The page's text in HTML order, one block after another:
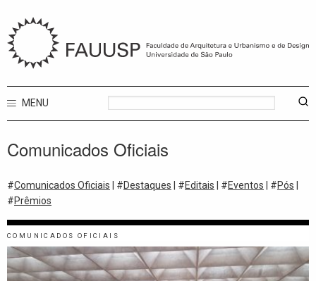
MENU
Comunicados Oficiais
#Comunicados Oficiais | #Destaques | #Editais | #Eventos | #Pós
#Prêmios
COMUNICADOS OFICIAIS